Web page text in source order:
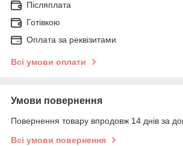
Післяплата
Готівкою
Оплата за реквізитами
Всі умови оплати
Умови повернення
Повернення товару впродовж 14 днів за
Всі умови повернення